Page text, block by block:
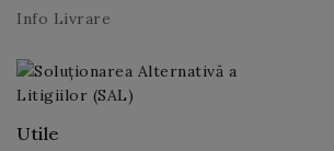
Info Livrare
Utile